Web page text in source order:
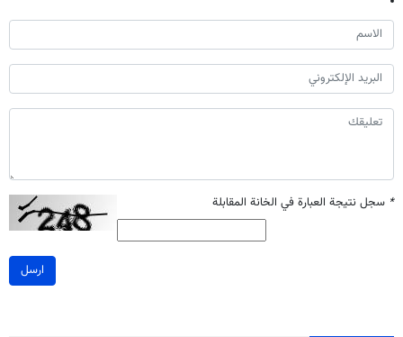
* سجل نتيجة العبارة في الخانة المقابلة
ارسل